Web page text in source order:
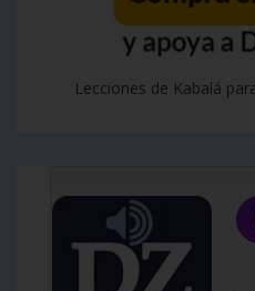
Lecciones de Kabalá